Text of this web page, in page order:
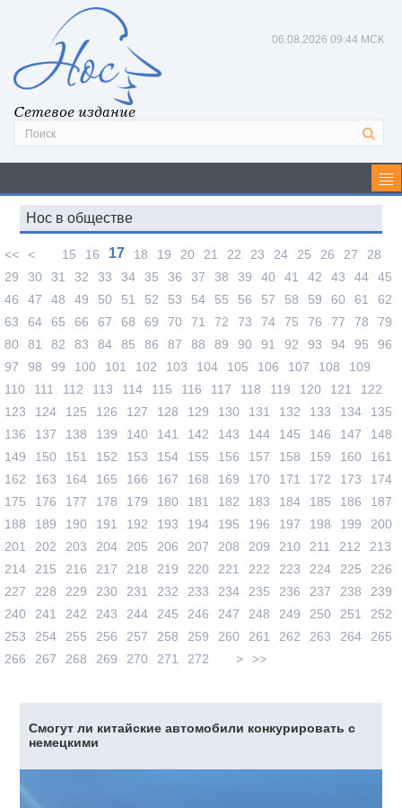
Сетевое издание
06.08.2026 09:45 МСК
Нос в обществе
<< < 15 16 17 18 19 20 21 22 23 24 25 26 27
28
29
30 31 32 33 34 35 36 37 38 39 40 41 42 43 44
45
46
47 48 49 50 51 52 53 54 55 56 57 58 59 60 61
62
63
64 65 66 67 68 69 70 71 72 73 74 75 76 77 78
79
80
81 82 83 84 85 86 87 88 89 90 91 92 93 94 95
96
97
98 99 100 101 102 103 104 105 106 107 108
109
110
111 112 113 114 115 116 117 118 119 120 121
122
123
124 125 126 127 128 129 130 131 132 133 134
135
136
137 138 139 140 141 142 143 144 145 146 147
148
149
150 151 152 153 154 155 156 157 158 159 160
161
162
163 164 165 166 167 168 169 170 171 172 173
174
175
176 177 178 179 180 181 182 183 184 185 186
187
188
189 190 191 192 193 194 195 196 197 198 199
200
201
202 203 204 205 206 207 208 209 210 211 212
213
214
215 216 217 218 219 220 221 222 223 224 225
226
227
228 229 230 231 232 233 234 235 236 237 238
239
240
241 242 243 244 245 246 247 248 249 250 251
252
253
254 255 256 257 258 259 260 261 262 263 264
265
266
267 268 269 270 271 272 > >>
Смогут ли китайские автомобили конкурировать с
немецкими